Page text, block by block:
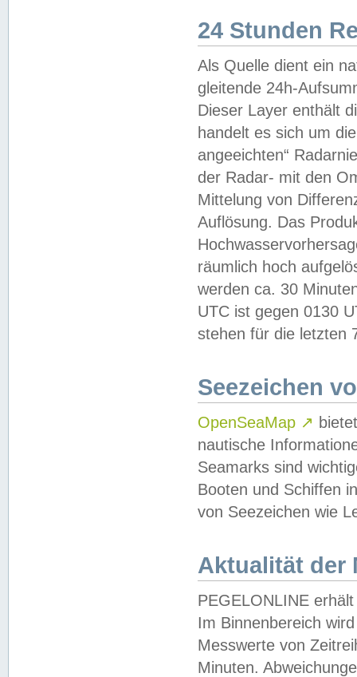
24 Stunden
Als Quelle dient ein
gleitende 24h-
Dieser Layer enthält
handelt es sich um
angeeichten“
der Radar- mit den
Mittelung von
Auflösung. Das
räumlich hoch
werden ca. 30
UTC ist gegen 0130
stehen für die letzten
Seezeichen
OpenSeaMap ↗
nautische
Seamarks sind
Booten und Schiffen
von Seezeichen wie
Aktualität der
PEGELONLINE
Im Binnenbereich
Messwerte von
Minuten.